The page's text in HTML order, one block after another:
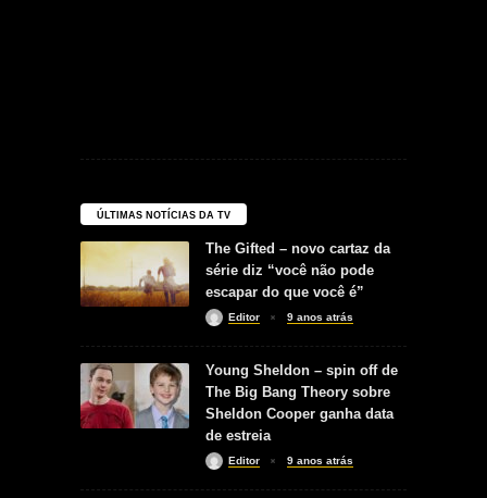
ÚLTIMAS NOTÍCIAS DA TV
The Gifted – novo cartaz da
série diz “você não pode
escapar do que você é”
Editor 9 anos atrás
Young Sheldon – spin off de
The Big Bang Theory sobre
Sheldon Cooper ganha data
de estreia
Editor 9 anos atrás